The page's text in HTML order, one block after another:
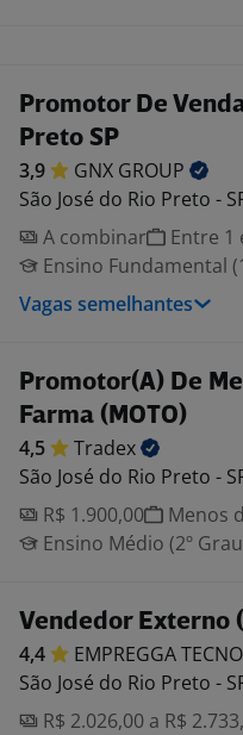
Promotor De
Preto SP
3,9 GNX GROUP
São José do Rio Preto -
A combinar
Entre 1
Ensino Fundamental
Vagas semelhantes
Promotor(A) De
Farma (MOTO)
4,5
Tradex
São José do Rio Preto -
R$ 1.900,00
Menos
Ensino Médio (2º
Vendedor Externo
4,4 EMPREGGA
São José do Rio Preto -
R$ 2.026,00 a R$